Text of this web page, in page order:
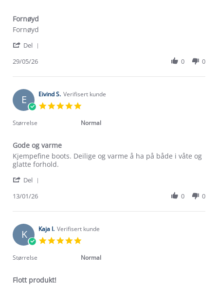
Fornøyd
Review
Aurelija
on
May
review
Fornøyd
Fornøyd
Del
Aurelija
on
29
May
29/05/26 0 0
E Eivind S. Verifisert kunde
rating
Størrelse Normal
Gode og varme
Review
by
S.
13
2026
review
stating
og
Kjempefine boots. Deilige og varme å ha på både i våte og
glatte forhold.
Del
Eivind
on
13
Jan
13/01/26 0 0
K Kaja I. Verifisert kunde
rating
Størrelse Normal
Flott produkt!